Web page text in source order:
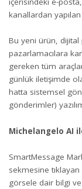
kanallardan
Bu yeni ürün, dijital
pazarlamacılara
gereken tüm
günlük iletişimde
hatta sistemsel
gönderimler)
Michelangelo AI
SmartMessage
sekmesine
görsele dair bilgi